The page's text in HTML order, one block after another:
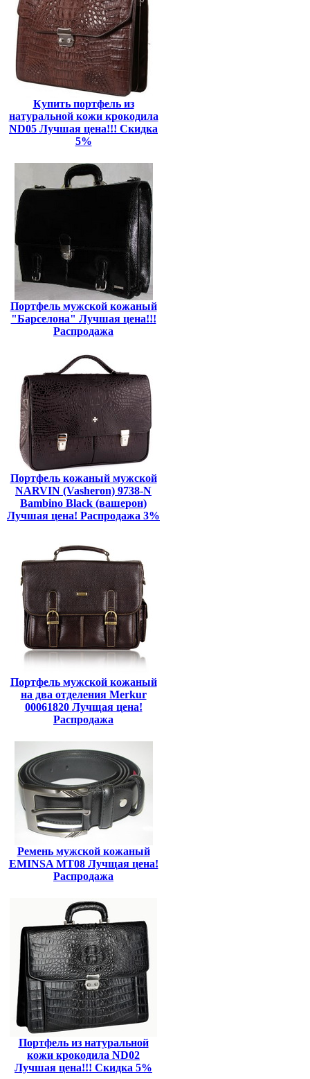
Купить портфель из
натуральной кожи крокодила
ND05 Лучшая цена!!! Скидка
5%
Портфель мужской кожаный
"Барселона" Лучшая цена!!!
Распродажа
Портфель кожаный мужской
NARVIN (Vasheron) 9738-N
Bambino Black (вашерон)
Лучшая цена! Распродажа 3%
Портфель мужской кожаный
на два отделения Merkur
00061820 Лучщая цена!
Распродажа
Ремень мужской кожаный
EMINSA MT08 Лучщая цена!
Распродажа
Портфель из натуральной
кожи крокодила ND02
Лучшая цена!!! Скидка 5%